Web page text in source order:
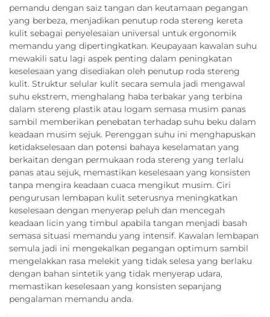
pemandu dengan saiz tangan dan keutamaan pegangan
yang berbeza, menjadikan penutup roda stereng kereta
kulit sebagai penyelesaian universal untuk ergonomik
memandu yang dipertingkatkan. Keupayaan kawalan suhu
mewakili satu lagi aspek penting dalam peningkatan
keselesaan yang disediakan oleh penutup roda stereng
kulit. Struktur selular kulit secara semula jadi mengawal
suhu ekstrem, menghalang haba terbakar yang terbina
dalam stereng plastik atau logam semasa musim panas
sambil memberikan penebatan terhadap suhu beku dalam
keadaan musim sejuk. Perenggan suhu ini menghapuskan
ketidakselesaan dan potensi bahaya keselamatan yang
berkaitan dengan permukaan roda stereng yang terlalu
panas atau sejuk, memastikan keselesaan yang konsisten
tanpa mengira keadaan cuaca mengikut musim. Ciri
pengurusan lembapan kulit seterusnya meningkatkan
keselesaan dengan menyerap peluh dan mencegah
keadaan licin yang timbul apabila tangan menjadi basah
semasa situasi memandu yang intensif. Kawalan lembapan
semula jadi ini mengekalkan pegangan optimum sambil
mengelakkan rasa melekit yang tidak selesa yang berlaku
dengan bahan sintetik yang tidak menyerap udara,
memastikan keselesaan yang konsisten sepanjang
pengalaman memandu anda.